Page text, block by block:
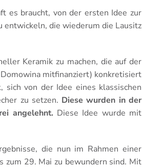
es braucht, von der ersten Idee zur
entwickeln, die wiederum die Lausitz
Keramik zu machen, die auf der
Domowina mitfinanziert) konkretisiert
von der Idee eines klassischen
zu setzen. Diese wurden in der
angelehnt. Diese Idee wurde mit
die nun im Rahmen einer
zum 29. Mai zu bewundern sind. Mit